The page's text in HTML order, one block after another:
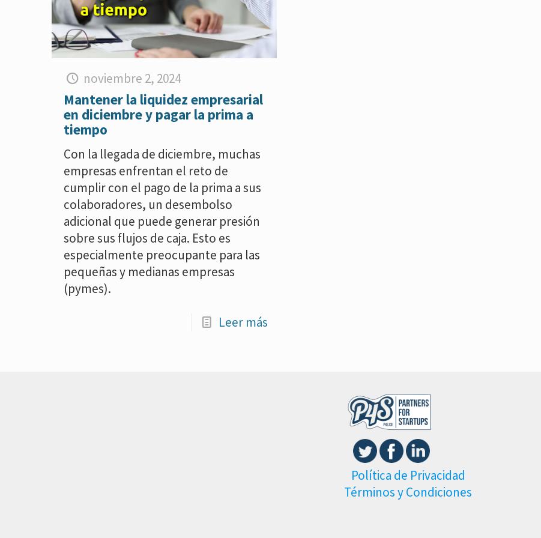
noviembre 2, 2024
Mantener la liquidez empresarial
en diciembre y pagar la prima a
tiempo
Con la llegada de diciembre, muchas
empresas enfrentan el reto de
cumplir con el pago de la prima a sus
colaboradores, un desembolso
adicional que puede generar presión
sobre sus flujos de caja. Esto es
especialmente preocupante para las
pequeñas y medianas empresas
(pymes).
Leer más
Política de Privacidad
Términos y Condiciones